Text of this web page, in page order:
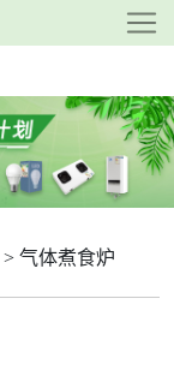
> 气体煮食炉